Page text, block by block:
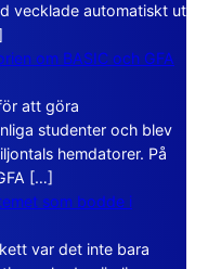
vecklade automatiskt ut
om BASIC och GFA
att göra
studenter och blev
hemdatorer. På
[…]
som bodde i
var det inte bara